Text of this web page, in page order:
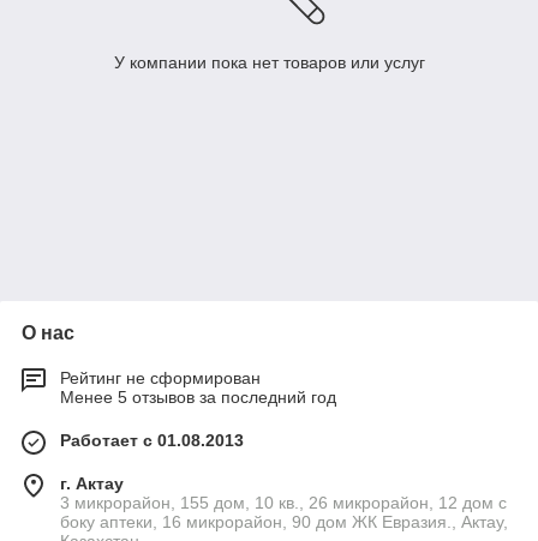
У компании пока нет товаров или услуг
О нас
Рейтинг не сформирован
Менее 5 отзывов за последний год
Работает с 01.08.2013
г. Актау
3 микрорайон, 155 дом, 10 кв., 26 микрорайон, 12 дом с
боку аптеки, 16 микрорайон, 90 дом ЖК Евразия., Актау,